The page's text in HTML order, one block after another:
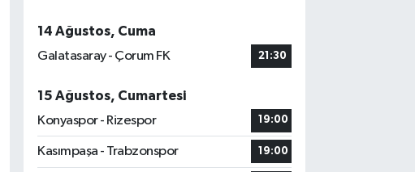
14 Ağustos, Cuma
Galatasaray - Çorum FK
21:30
15 Ağustos, Cumartesi
Konyaspor - Rizespor
19:00
Kasımpaşa - Trabzonspor 19:00